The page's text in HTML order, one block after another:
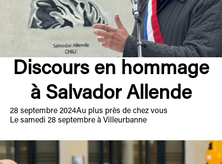
Discours en hommage
à Salvador Allende
28 septembre 2024Au plus près de chez vous
Le samedi 28 septembre à Villeurbanne